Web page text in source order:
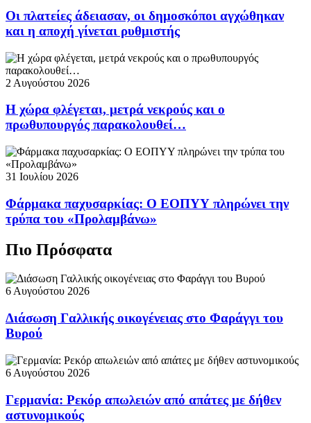
Οι πλατείες άδειασαν, οι δημοσκόποι αγχώθηκαν
και η αποχή γίνεται ρυθμιστής
2 Αυγούστου 2026
Η χώρα φλέγεται, μετρά νεκρούς και ο
πρωθυπουργός παρακολουθεί…
31 Ιουλίου 2026
Φάρμακα παχυσαρκίας: Ο ΕΟΠΥΥ πληρώνει την
τρύπα του «Προλαμβάνω»
Πιο Πρόσφατα
6 Αυγούστου 2026
Διάσωση Γαλλικής οικογένειας στο Φαράγγι του
Βυρού
6 Αυγούστου 2026
Γερμανία: Ρεκόρ απωλειών από απάτες με δήθεν
αστυνομικούς